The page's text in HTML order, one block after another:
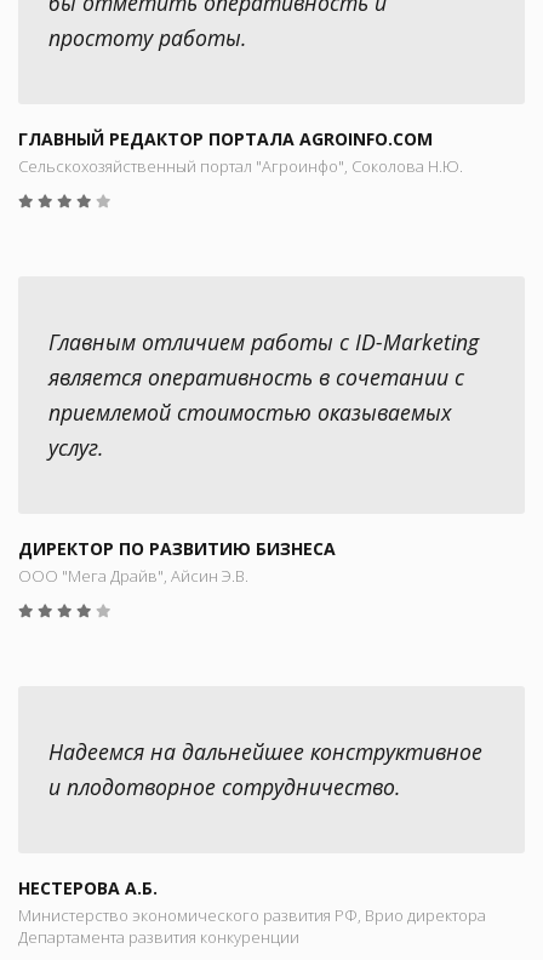
простоту работы.
ГЛАВНЫЙ РЕДАКТОР ПОРТАЛА AGROINFO.COM
Сельскохозяйственный портал "Агроинфо", Соколова Н.Ю.
Главным отличием работы с ID-Marketing
является оперативность в сочетании с
приемлемой стоимостью оказываемых
услуг.
ДИРЕКТОР ПО РАЗВИТИЮ БИЗНЕСА
ООО "Мега Драйв", Айсин Э.В.
Надеемся на дальнейшее конструктивное
и плодотворное сотрудничество.
НЕСТЕРОВА А.Б.
Министерство экономического развития РФ, Врио директора
Департамента развития конкуренции